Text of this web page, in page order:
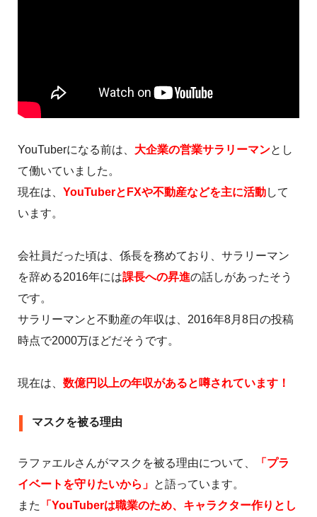
YouTuberになる前は、 大企業の営業サラリーマンとし
て働いていました。
現在は、 YouTuberとFXや不動産などを主に活動して
います。
会社員だった頃は、係長を務めており、サラリーマン
を辞める2016年には課長への昇進の話しがあったそう
です。
サラリーマンと不動産の年収は、2016年8月8日の投稿
時点で2000万ほどだそうです。
現在は、 数億円以上の年収があると噂されています！
マスクを被る理由
ラファエルさんがマスクを被る理由について、
「プラ
イベートを守りたいから」 と語っています。
また
「YouTuberは職業のため、キャラクター作りとし